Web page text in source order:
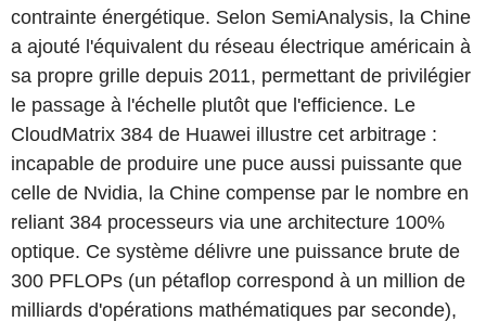
contrainte énergétique. Selon SemiAnalysis, la Chine
a ajouté l'équivalent du réseau électrique américain à
sa propre grille depuis 2011, permettant de privilégier
le passage à l'échelle plutôt que l'efficience. Le
CloudMatrix 384 de Huawei illustre cet arbitrage :
incapable de produire une puce aussi puissante que
celle de Nvidia, la Chine compense par le nombre en
reliant 384 processeurs via une architecture 100%
optique. Ce système délivre une puissance brute de
300 PFLOPs (un pétaflop correspond à un million de
milliards d'opérations mathématiques par seconde),